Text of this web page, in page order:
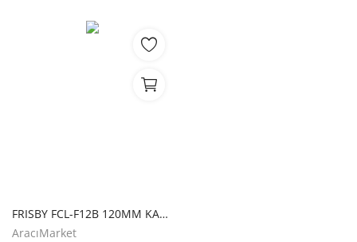
FRISBY FCL-F12B 120MM KASA FANI
AracıMarket